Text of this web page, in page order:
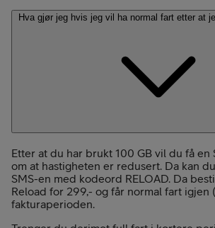
Hva gjør jeg hvis jeg vil ha normal fart etter at
Etter at du har brukt 100 GB vil du få en
om at hastigheten er redusert. Da kan
SMS-en med kodeord RELOAD. Da
Reload for 299,- og får normal fart igjen
fakturaperioden.